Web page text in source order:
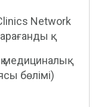
Network
қ.
бөлімі)